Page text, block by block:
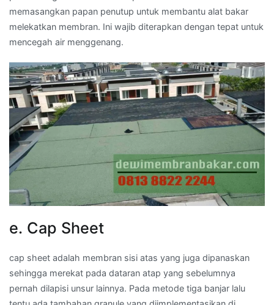
memasangkan papan penutup untuk membantu alat bakar
melekatkan membran. Ini wajib diterapkan dengan tepat untuk
mencegah air menggenang.
e. Cap Sheet
cap sheet adalah membran sisi atas yang juga dipanaskan
sehingga merekat pada dataran atap yang sebelumnya
pernah dilapisi unsur lainnya. Pada metode tiga banjar lalu